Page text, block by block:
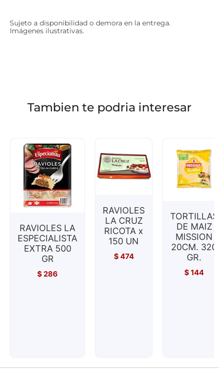
Sujeto a disponibilidad o demora en la entrega.
Imágenes ilustrativas.
Tambien te podria interesar
RAVIOLES LA
ESPECIALISTA
EXTRA 500
GR
$286
RAVIOLES
LA CRUZ
RICOTA x
150 UN
$474
TORTILLAS
DE MAIZ
MISSION
20CM. 320
GR.
$144